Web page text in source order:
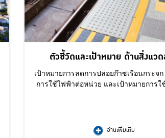
ตัวชี้วัดและเป้าหมาย ด้านสิ่งแว
เป้าหมายการลดการปล่อยก๊าซเรือนกระจก
การใช้ไฟฟ้าต่อหน่วย และเป้าหมายการใ
อ่านเพิ่มเติม